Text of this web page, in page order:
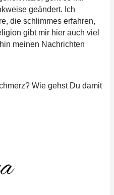
geändert. Ich
die schlimmes erfahren,
gibt mir hier auch viel
meinen Nachrichten
Wie gehst Du damit